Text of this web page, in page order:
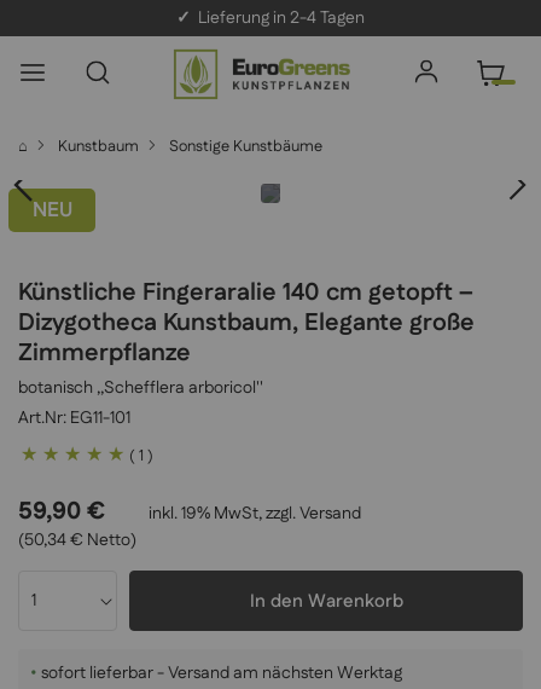
✓ Lieferung in 2-4 Tagen
⌂ Kunstbaum Sonstige Kunstbäume
NEU
Künstliche Fingeraralie 140 cm getopft –
Dizygotheca Kunstbaum, Elegante große
Zimmerpflanze
botanisch ,,Schefflera arboricol''
EG11-101
Bewertung:
( 1 )
59,90 €
(50,34 € Netto)
inkl. 19% MwSt, zzgl.Versand
In den Warenkorb
• sofort lieferbar - Versand am nächsten Werktag